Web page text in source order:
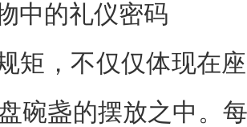
中的礼仪密码
矩，不仅仅体现在
碗盏的摆放之中。